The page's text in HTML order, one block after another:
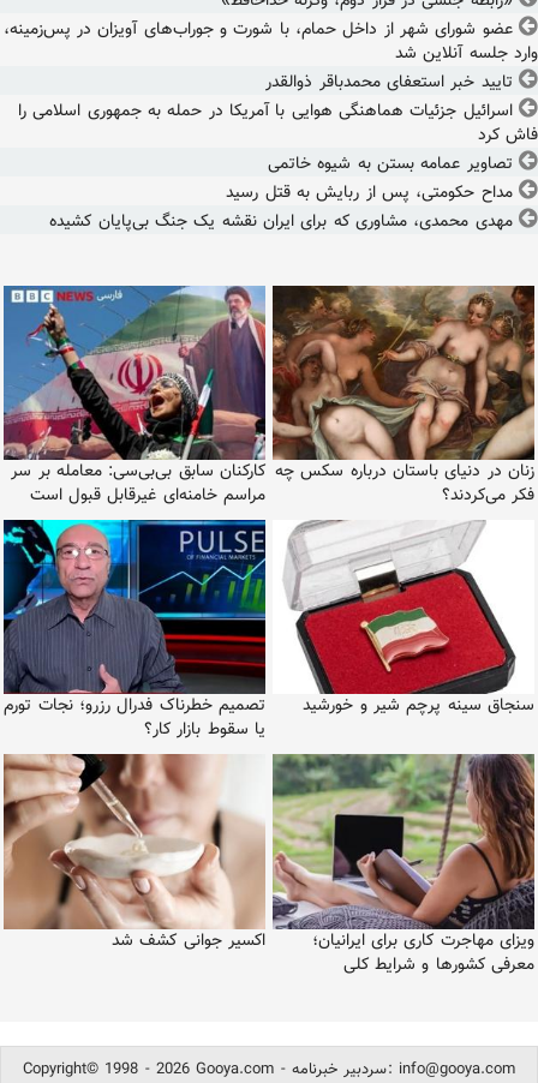
عضو شورای شهر از داخل حمام، با شورت و جوراب‌های آویزان در پس‌زمینه،
وارد جلسه آنلاین شد
تایید خبر استعفای محمدباقر ذوالقدر
اسرائیل جزئیات هماهنگی هوایی با آمریکا در حمله به جمهوری اسلامی را
فاش کرد
تصاویر عمامه بستن به شیوه خاتمی
مداح حکومتی، پس از ربایش به قتل رسید
مهدی محمدی، مشاوری که برای ایران نقشه یک جنگ بی‌پایان کشیده
کارکنان سابق بی‌بی‌سی: معامله بر سر
مراسم خامنه‌ای غیرقابل قبول است
زنان در دنیای باستان درباره سکس چه
فکر می‌کردند؟
تصمیم خطرناک فدرال رزرو؛ نجات تورم
یا سقوط بازار کار؟
سنجاق سینه پرچم شیر و خورشید
اکسیر جوانی کشف شد
ویزای مهاجرت کاری برای ایرانیان؛
معرفی کشورها و شرایط کلی
Copyright© 1998 - 2026 Gooya.com - سردبیر خبرنامه: info@gooya.com